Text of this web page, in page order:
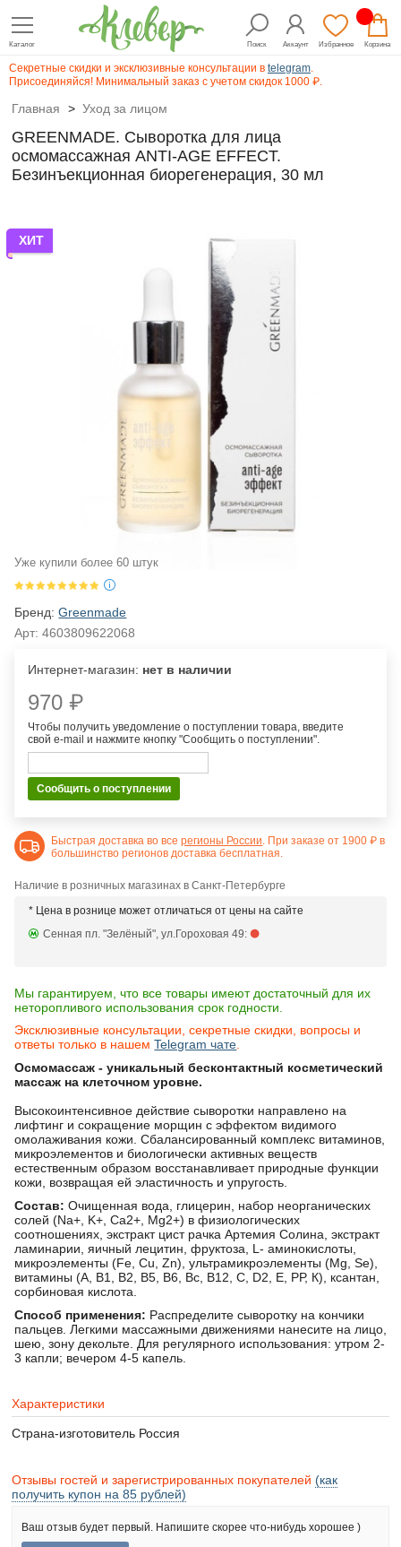
Каталог Поиск Аккаунт Избранное Корзина
Секретные скидки и эксклюзивные консультации в telegram.
Присоединяйся! Минимальный заказ с учетом скидок 1000 ₽.
Главная > Уход за лицом
GREENMADE. Сыворотка для лица
осмомассажная ANTI-AGE EFFECT.
Безинъекционная биорегенерация, 30 мл
ХИТ
Уже купили более 60 штук
Бренд:Greenmade
Арт:4603809622068
Интернет-магазин: нет в наличии
970 ₽
Чтобы получить уведомление о поступлении товара, введите
свой e-mail и нажмите кнопку "Сообщить о поступлении".
Сообщить о поступлении
Быстрая доставка во всерегионы России . При заказе от 1900 ₽ в
большинство регионов доставка бесплатная.
Наличие в розничных магазинах в Санкт-Петербурге
* Цена в рознице может отличаться от цены на сайте
Сенная пл. "Зелёный", ул.Гороховая 49:
Мы гарантируем, что все товары имеют достаточный для их
неторопливого использования срок годности.
Эксклюзивные консультации, секретные скидки, вопросы и
ответы только в нашемTelegram чате.
Осмомассаж - уникальный бесконтактный косметический
массаж на клеточном уровне.
Высокоинтенсивное действие сыворотки направлено на
лифтинг и сокращение морщин с эффектом видимого
омолаживания кожи. Сбалансированный комплекс витаминов,
микроэлементов и биологически активных веществ
естественным образом восстанавливает природные функции
кожи, возвращая ей эластичность и упругость.
Состав: Очищенная вода, глицерин, набор неорганических
солей (Na+, K+, Ca2+, Mg2+) в физиологических
соотношениях, экстракт цист рачка Артемия Солина, экстракт
ламинарии, яичный лецитин, фруктоза, L- аминокислоты,
микроэлементы (Fe, Cu, Zn), ультрамикроэлементы (Mg, Se),
витамины (А, В1, В2, В5, В6, Вс, В12, С, D2, Е, РР, К), ксантан,
сорбиновая кислота.
Способ применения: Распределите сыворотку на кончики
пальцев. Легкими массажными движениями нанесите на лицо,
шею, зону декольте. Для регулярного использования: утром 2-
3 капли; вечером 4-5 капель.
Характеристики
Страна-изготовитель Россия
Отзывы гостей и зарегистрированных покупателей (как
получить купон на 85 рублей)
Ваш отзыв будет первый. Напишите скорее что-нибудь хорошее )